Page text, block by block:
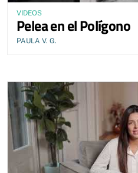
VIDEOS
Pelea en el Polígono
PAULA V. G.